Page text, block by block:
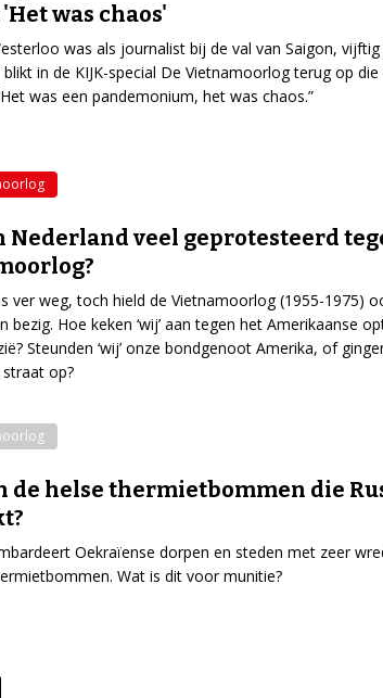
was chaos'
was als journalist bij de val van Saigon,
blikt in de KIJK-special De Vietnamoorlog terug op die
was een pandemonium, het was chaos.”
Nederland veel geprotesteerd
ver weg, toch hield de Vietnamoorlog (1955-1975)
bezig. Hoe keken ‘wij’ aan tegen het Amerikaanse
Steunden ‘wij’ onze bondgenoot Amerika, of
op?
de helse thermietbommen die
Oekraïense dorpen en steden met zeer
Wat is dit voor munitie?